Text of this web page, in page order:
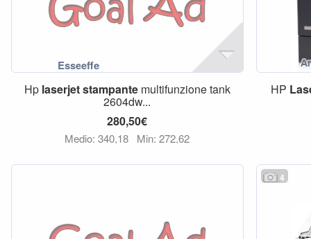
Hp laserjetstampantemultifunzione tank
2604dw...
280,50€
Medio: 340,18 Min: 272,62
HP
4